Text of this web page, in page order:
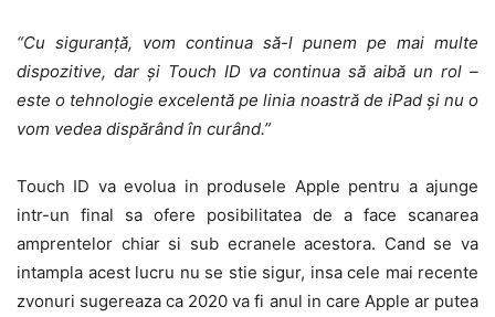
“Cu siguranță, vom continua să-l punem pe mai multe
dispozitive, dar și Touch ID va continua să aibă un rol –
este o tehnologie excelentă pe linia noastră de iPad și nu o
vom vedea dispărând în curând.”
Touch ID va evolua in produsele Apple pentru a ajunge
intr-un final sa ofere posibilitatea de a face scanarea
amprentelor chiar si sub ecranele acestora. Cand se va
intampla acest lucru nu se stie sigur, insa cele mai recente
zvonuri sugereaza ca 2020 va fi anul in care Apple ar putea